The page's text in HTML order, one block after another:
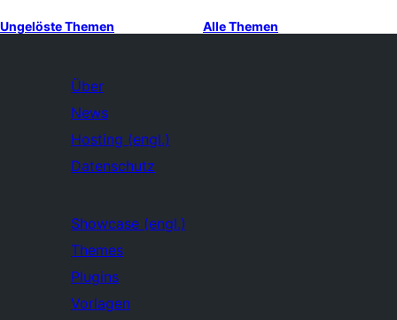
Ungelöste Themen Alle Themen
Über
News
Hosting (engl.)
Datenschutz
Showcase (engl.)
Themes
Plugins
Vorlagen